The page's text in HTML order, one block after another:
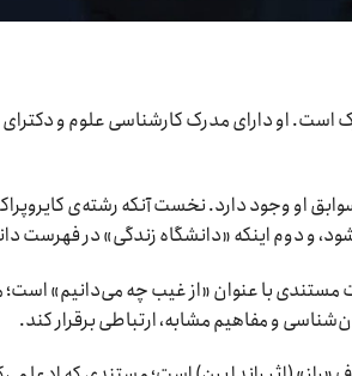
سال ۱۹۶۲ در نیویورک است. او دارای مدرک کارشناسی
او وجود دارد. نخست آنکه رشته‌ی
و دوم اینکه «دانشگاه زندگی» در فهرست
با عنوان «از غیب چه می‌دانیم» است؛
و مفاهیم مشابه، ارتباطی برقرار کند.